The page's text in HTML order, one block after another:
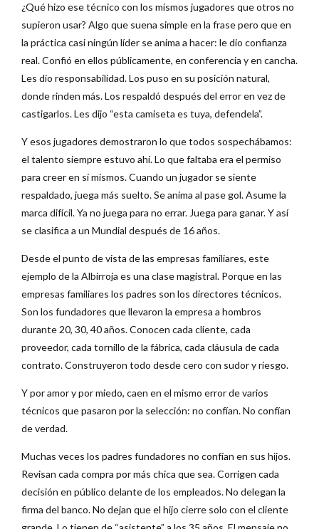
¿Qué hizo ese técnico con los mismos jugadores que otros no
supieron usar? Algo que suena simple en la frase pero que en
la práctica casi ningún líder se anima a hacer: le dio confianza
real. Confió en ellos públicamente, en conferencia y en cancha.
Les dio responsabilidad. Los puso en su posición natural,
donde rinden más. Los respaldó después del error en vez de
castigarlos. Les dijo “esta camiseta es tuya, defendela”.
Y esos jugadores demostraron lo que todos sospechábamos:
el talento siempre estuvo ahí. Lo que faltaba era el permiso
para creer en sí mismos. Cuando un jugador se siente
respaldado, juega más suelto. Se anima al pase gol. Asume la
marca difícil. Ya no juega para no errar. Juega para ganar. Y así
se clasifica a un Mundial después de 16 años.
Desde el punto de vista de las empresas familiares, este
ejemplo de la Albirroja es una clase magistral. Porque en las
empresas familiares los padres son los directores técnicos.
Son los fundadores que llevaron la empresa a hombros
durante 20, 30, 40 años. Conocen cada cliente, cada
proveedor, cada tornillo de la fábrica, cada cláusula de cada
contrato. Construyeron todo desde cero con sudor y riesgo.
Y por amor y por miedo, caen en el mismo error de varios
técnicos que pasaron por la selección: no confían. No confían
de verdad.
Muchas veces los padres fundadores no confían en sus hijos.
Revisan cada compra por más chica que sea. Corrigen cada
decisión en público delante de los empleados. No delegan la
firma del banco. No dejan que el hijo cierre solo con el cliente